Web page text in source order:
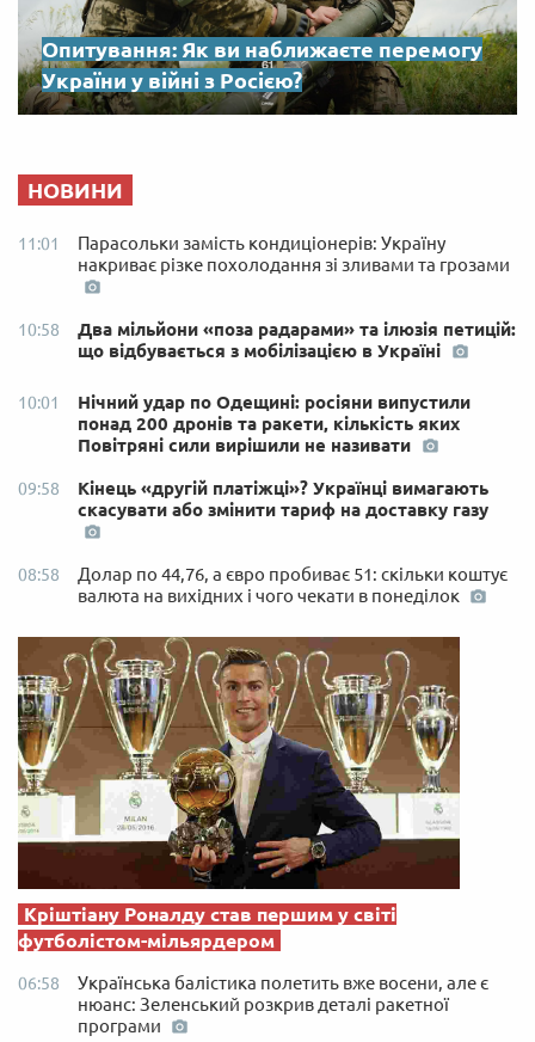
Опитування: Як ви наближаєте перемогу
України у війні з Росією?
НОВИНИ
11:01
Парасольки замість кондиціонерів: Україну
накриває різке похолодання зі зливами та грозами
10:58
Два мільйони «поза радарами» та ілюзія петицій:
що відбувається з мобілізацією в Україні
10:01
Нічний удар по Одещині: росіяни випустили
понад 200 дронів та ракети, кількість яких
Повітряні сили вирішили не називати
09:58
Кінець «другій платіжці»? Українці вимагають
скасувати або змінити тариф на доставку газу
08:58
Долар по 44,76, а євро пробиває 51: скільки коштує
валюта на вихідних і чого чекати в понеділок
Кріштіану Роналду став першим у світі
футболістом-мільярдером
06:58
Українська балістика полетить вже восени, але є
нюанс: Зеленський розкрив деталі ракетної
програми